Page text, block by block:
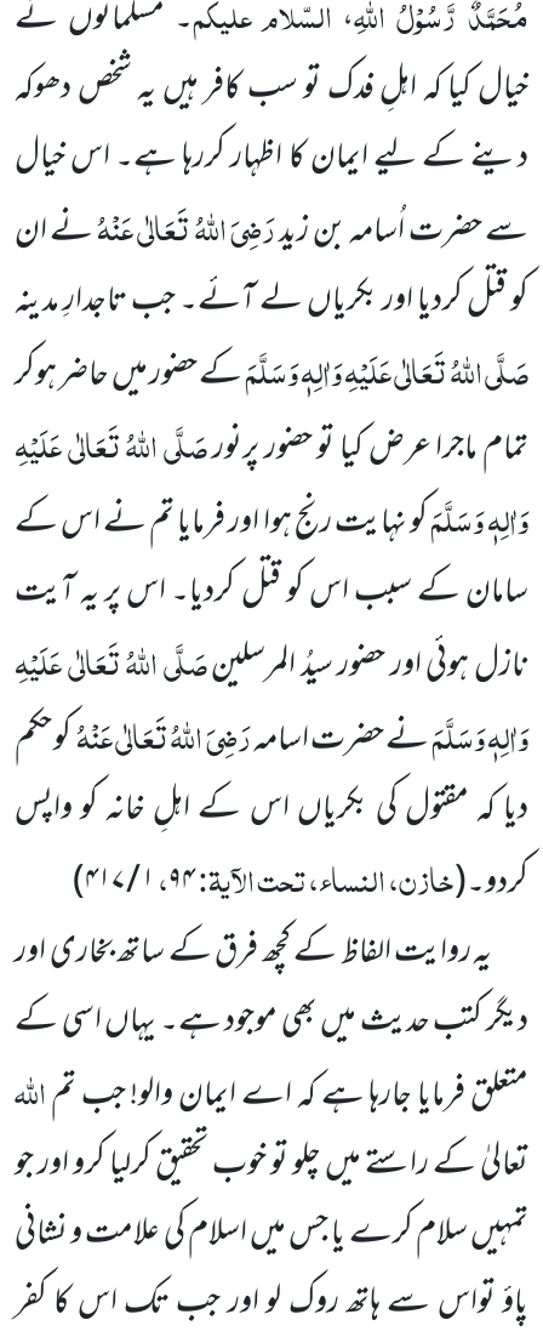
مُحَمَّدٌ رَّسُوْلُ اللہِ، السّلام علیکم۔ مسلمانوں نے
خیال کیا کہ اہلِ فدک تو سب کافر ہیں یہ شخص دھوکہ
دینے کے لیے ایمان کا اظہار کررہا ہے۔ اس خیال
سے حضرت اُسامہ بن زیدرَضِیَ اللہُ تَعَالٰی عَنْہُنےان
کو قتل کردیا اور بکریاں لے آئے۔ جب تاجدارِ مدینہ
صَلَّی اللہُ تَعَالٰی عَلَیْہِ وَاٰلِہٖ وَسَلَّمَکے حضور میں حاضر ہوکر
تمام ماجرا عرضکیا تو حضور پرنورصَلَّی اللہُ تَعَالٰی عَلَیْہِ
وَاٰلِہٖ وَسَلَّمَکو نہایت رنج ہوا اور فرمایا تم نے اس کے
سامان کے سبب اس کو قتل کردیا۔ اس پر یہ آیت
نازل ہوئی اور حضور سیدُ المرسلینصَلَّی اللہُ تَعَالٰی عَلَیْہِ
وَاٰلِہٖ وَسَلَّمَنے حضرت اسامہرَضِیَ اللہُ تَعَالٰی عَنْہُکو حکم
دیا کہ مقتول کی بکریاں اس کے اہلِ خانہ کو واپس
کردو۔(خازن، النساء، تحت الآیۃ:۹۴،۱ / ۴۱۷
)
یہ روایت الفاظ کے کچھ فرق کے ساتھ بخاری اور
دیگر کتب حدیث میں بھی موجود ہے۔ یہاں اسی کے
متعلق فرمایاجارہا ہے کہ اے ایمان والو! جب تماللہ
تعالیٰ کے راستے میں چلو تو خوب تحقیق کرلیا کرو اور جو
تمہیں سلام کرے یا جس میں اسلام کی علامت و نشانی
پاؤ تواس سے ہاتھ روک لو اور جب تک اس کا کفر